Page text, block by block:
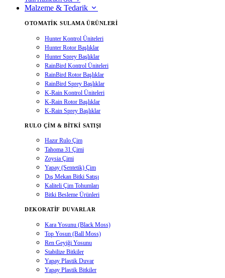
Malzeme & Tedarik
OTOMATIK SULAMA ÜRÜNLERI
Hunter Kontrol Üniteleri
Hunter Rotor Başlıklar
Hunter Sprey Başlıklar
RainBird Kontrol Üniteleri
RainBird Rotor Başlıklar
RainBird Sprey Başlıklar
K-Rain Kontrol Üniteleri
K-Rain Rotor Başlıklar
K-Rain Sprey Başlıklar
RULO ÇIM & BITKI SATIŞI
Hazır Rulo Çim
Tahoma 31 Çimi
Zoysia Çimi
Yapay (Sentetik) Çim
Dış Mekan Bitki Satışı
Kaliteli Çim Tohumları
Bitki Besleme Ürünleri
DEKORATIF DUVARLAR
Kara Yosunu (Black Moss)
Top Yosun (Ball Moss)
Ren Geyiği Yosunu
Stabilize Bitkiler
Yapay Plastik Duvar
Yapay Plastik Bitkiler